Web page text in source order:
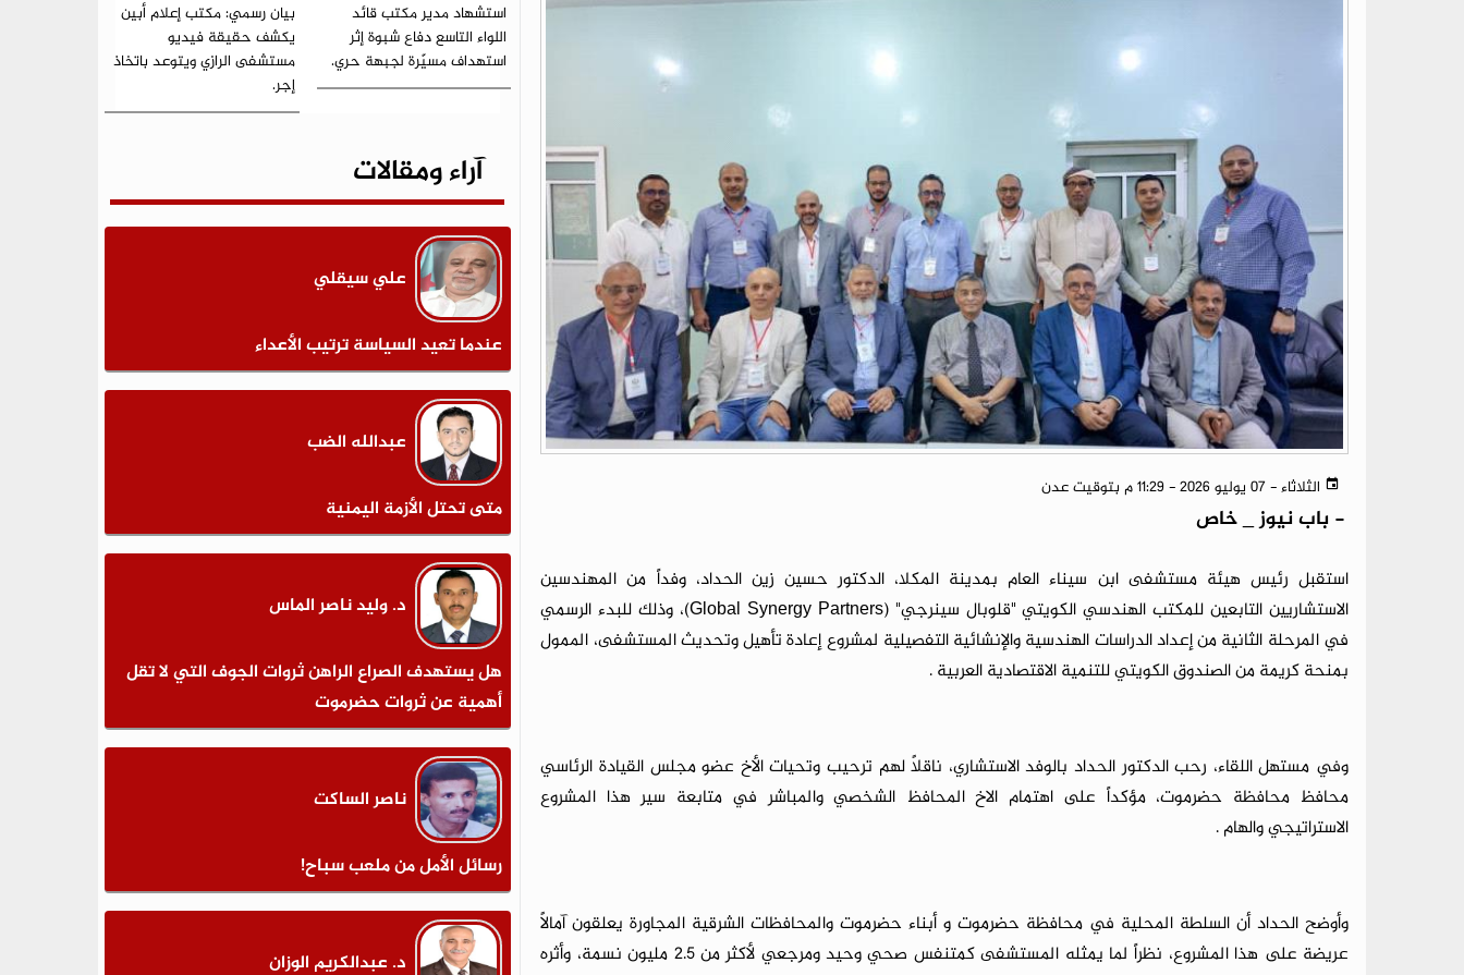
الثلاثاء - 07 يوليو 2026 - 11:29 م بتوقيت عدن
- باب نيوز _ خاص
استقبل رئيس هيئة مستشفى ابن سيناء العام بمدينة المكلا، الدكتور حسين زين الحداد، وفداً من المهندسين
الاستشاريين التابعين للمكتب الهندسي الكويتي "قلوبال سينرجي" (Global Synergy Partners)، وذلك للبدء الرسمي
في المرحلة الثانية من إعداد الدراسات الهندسية والإنشائية التفصيلية لمشروع إعادة تأهيل وتحديث المستشفى، الممول
بمنحة كريمة من الصندوق الكويتي للتنمية الاقتصادية العربية .
وفي مستهل اللقاء، رحب الدكتور الحداد بالوفد الاستشاري، ناقلاً لهم ترحيب وتحيات الأخ عضو مجلس القيادة الرئاسي
محافظ محافظة حضرموت، مؤكداً على اهتمام الاخ المحافظ الشخصي والمباشر في متابعة سير هذا المشروع
الاستراتيجي والهام .
وأوضح الحداد أن السلطة المحلية في محافظة حضرموت و أبناء حضرموت والمحافظات الشرقية المجاورة يعلقون آمالاً
عريضة على هذا المشروع، نظراً لما يمثله المستشفى كمتنفس صحي وحيد ومرجعي لأكثر من 2.5 مليون نسمة، وأثره
استشهاد مدير مكتب قائد
اللواء التاسع دفاع شبوة إثر
استهداف مسيّرة لجبهة حري.
بيان رسمي: مكتب إعلام أبين
يكشف حقيقة فيديو
مستشفى الرازي ويتوعد باتخاذ
إجر.
آراء ومقالات
علي سيقلي
عندما تعيد السياسة ترتيب الأعداء
عبدالله الضب
متى تحتل الأزمة اليمنية
د. وليد ناصر الماس
هل يستهدف الصراع الراهن ثروات الجوف التي لا تقل
أهمية عن ثروات حضرموت
ناصر الساكت
رسائل الأمل من ملعب سباح!
د. عبدالكريم الوزان